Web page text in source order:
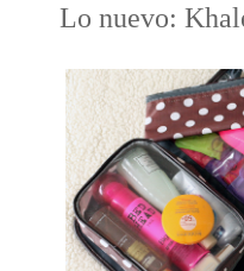
Lo nuevo: